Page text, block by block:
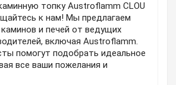
топку Austroflamm CLOU
к нам! Мы предлагаем
и печей от ведущих
включая Austroflamm.
помогут подобрать идеальное
все ваши пожелания и